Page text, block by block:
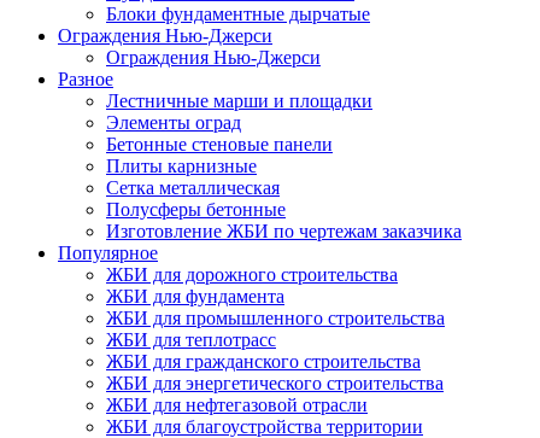
Блоки фундаментные дырчатые
Ограждения Нью-Джерси
Ограждения Нью-Джерси
Разное
Лестничные марши и площадки
Элементы оград
Бетонные стеновые панели
Плиты карнизные
Сетка металлическая
Полусферы бетонные
Изготовление ЖБИ по чертежам заказчика
Популярное
ЖБИ для дорожного строительства
ЖБИ для фундамента
ЖБИ для промышленного строительства
ЖБИ для теплотрасс
ЖБИ для гражданского строительства
ЖБИ для энергетического строительства
ЖБИ для нефтегазовой отрасли
ЖБИ для благоустройства территории